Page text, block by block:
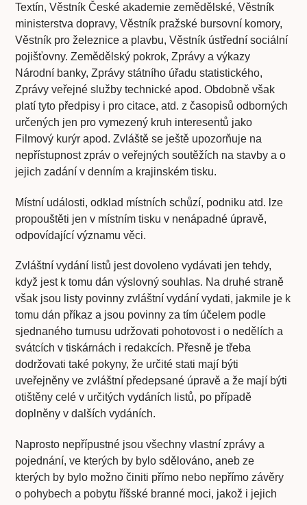
Textín, Věstník České akademie zemědělské, Věstník
ministerstva dopravy, Věstník pražské bursovní komory,
Věstník pro železnice a plavbu, Věstník ústřední sociální
pojišťovny. Zemědělský pokrok, Zprávy a výkazy
Národní banky, Zprávy státního úřadu statistického,
Zprávy veřejné služby technické apod. Obdobně však
platí tyto předpisy i pro citace, atd. z časopisů odborných
určených jen pro vymezený kruh interesentů jako
Filmový kurýr apod. Zvláště se ještě upozorňuje na
nepřístupnost zpráv o veřejných soutěžích na stavby a o
jejich zadání v denním a krajinském tisku.
Místní události, odklad místních schůzí, podniku atd. lze
propouštěti jen v místním tisku v nenápadné úpravě,
odpovídající významu věci.
Zvláštní vydání listů jest dovoleno vydávati jen tehdy,
když jest k tomu dán výslovný souhlas. Na druhé straně
však jsou listy povinny zvláštní vydání vydati, jakmile je k
tomu dán příkaz a jsou povinny za tím účelem podle
sjednaného turnusu udržovati pohotovost i o nedělích a
svátcích v tiskárnách i redakcích. Přesně je třeba
dodržovati také pokyny, že určité stati mají býti
uveřejněny ve zvláštní předepsané úpravě a že mají býti
otištěny celé v určitých vydáních listů, po případě
doplněny v dalších vydáních.
Naprosto nepřípustné jsou všechny vlastní zprávy a
pojednání, ve kterých by bylo sdělováno, aneb ze
kterých by bylo možno činiti přímo nebo nepřímo závěry
o pohybech a pobytu říšské branné moci, jakož i jejich